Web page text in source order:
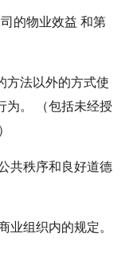
的物业效益 和第
方法以外的方式使
为。 （包括未经授
共秩序和良好道德
组织内的规定。